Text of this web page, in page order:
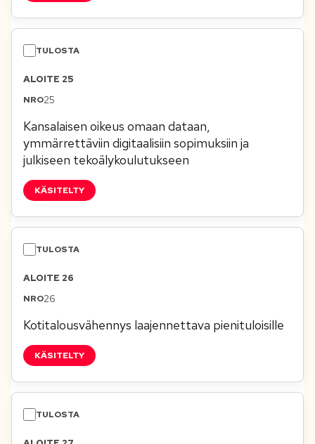
ALOITE 25
25
Kansalaisen oikeus omaan dataan,
ymmärrettäviin digitaalisiin sopimuksiin ja
julkiseen tekoälykoulutukseen
KÄSITELTY
ALOITE 26
26
Kotitalousvähennys laajennettava pienituloisille
KÄSITELTY